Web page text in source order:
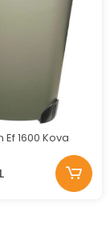
Ef 1600 Kova